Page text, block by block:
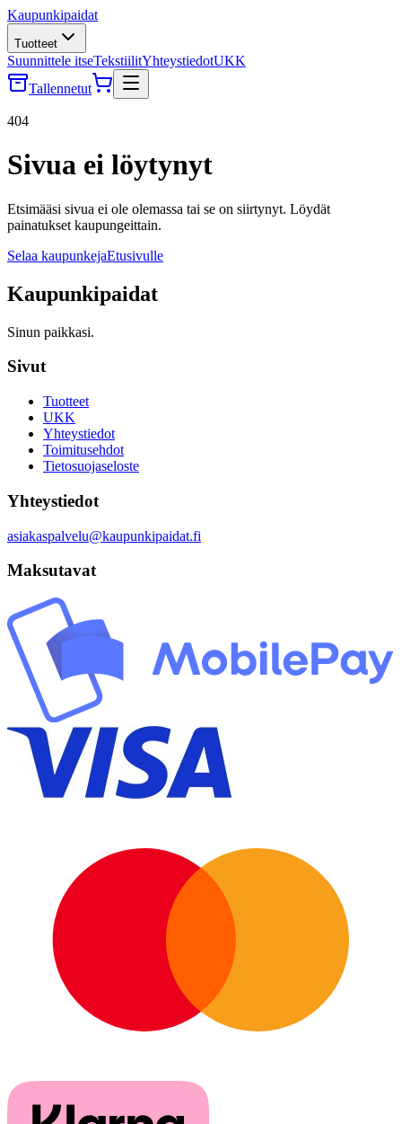
Kaupunkipaidat
Tuotteet
Suunnittele itseTekstiilitYhteystiedotUKK
Tallennetut
404
Sivua ei löytynyt
Etsimääsi sivua ei ole olemassa tai se on siirtynyt. Löydät
painatukset kaupungeittain.
Selaa kaupunkejaEtusivulle
Kaupunkipaidat
Sinun paikkasi.
Sivut
Tuotteet
UKK
Yhteystiedot
Toimitusehdot
Tietosuojaseloste
Yhteystiedot
asiakaspalvelu@kaupunkipaidat.fi
Maksutavat